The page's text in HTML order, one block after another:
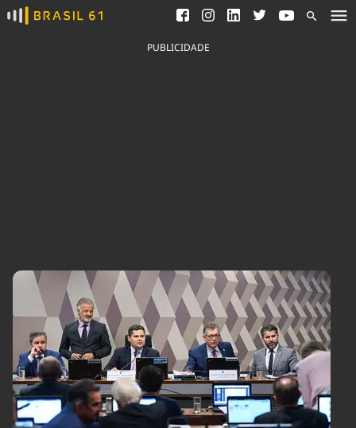
Ver todas as notícias
Saneamento
Indicadores
Agronegócios
Brasil
Brasil Mineral
Ciência &
Tecnologia
Cinema
Comportamento
Cultura
Economia
Educação
Infraestrutura
Internacional
Meio Ambiente
Podcast
Política
Saúde
Tempo
PUBLICIDADE